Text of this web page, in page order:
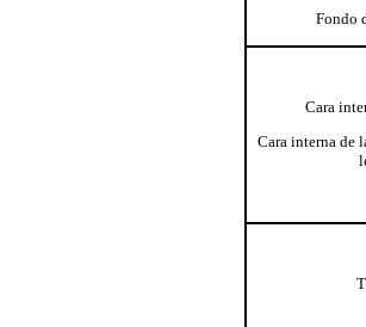
Fondo
Cara
Cara interna de